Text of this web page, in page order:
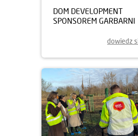
DOM DEVELOPMENT
SPONSOREM GARBARNI
dowiedz